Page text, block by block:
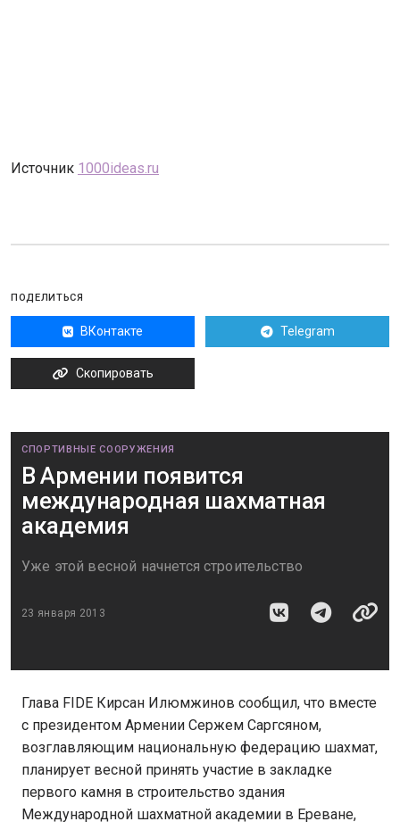
Источник 1000ideas.ru
ПОДЕЛИТЬСЯ
ВКонтакте Telegram
Скопировать
СПОРТИВНЫЕ СООРУЖЕНИЯ
В Армении появится
международная шахматная
академия
Уже этой весной начнется строительство
23 января 2013
Глава FIDE Кирсан Илюмжинов сообщил, что вместе
с президентом Армении Сержем Саргсяном,
возглавляющим национальную федерацию шахмат,
планирует весной принять участие в закладке
первого камня в строительство здания
Международной шахматной академии в Ереване,